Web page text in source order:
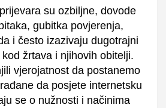
su ozbiljne, dovode
gubitka povjerenja,
i često izazivaju dugotrajni
žrtava i njihovih obitelji.
vjerojatnost da postanemo
da posjete internetsku
se o nužnosti i načinima